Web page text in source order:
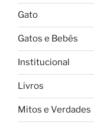
Gato
Gatos e Bebês
Institucional
Livros
Mitos e Verdades